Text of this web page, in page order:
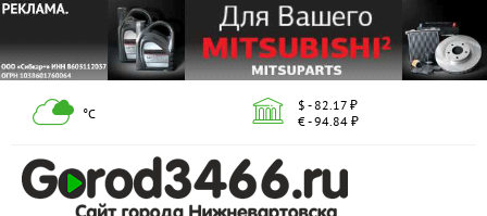
°С
$ - 82.17 ₽
€ - 94.84 ₽